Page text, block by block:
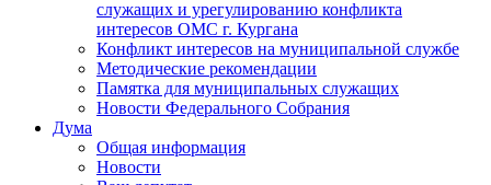
служащих и урегулированию конфликта
интересов ОМС г. Кургана
Конфликт интересов на муниципальной службе
Методические рекомендации
Памятка для муниципальных служащих
Новости Федерального Cобрания
Дума
Общая информация
Новости